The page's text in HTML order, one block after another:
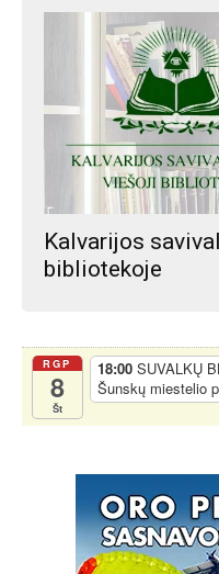
Kalvarijos
bibliotekoje
RGP
8
Št
18:00 SUVALKŲ
Šunskų miestelio